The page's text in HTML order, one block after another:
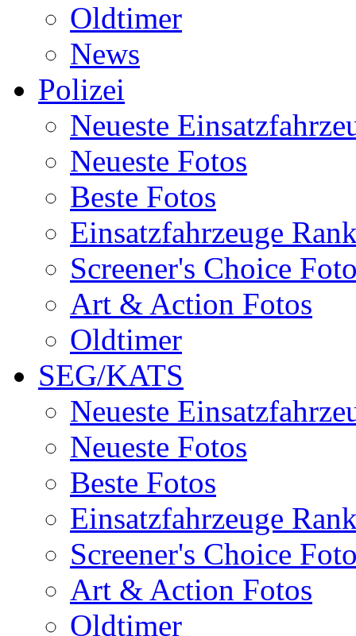
Oldtimer
News
Polizei
Neueste
Neueste Fotos
Beste Fotos
Einsatzfahrzeuge
Screener's Choice
Art & Action Fotos
Oldtimer
SEG/KATS
Neueste
Neueste Fotos
Beste Fotos
Einsatzfahrzeuge
Screener's Choice
Art & Action Fotos
Oldtimer